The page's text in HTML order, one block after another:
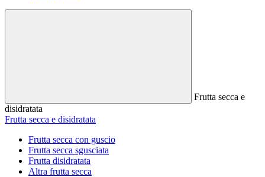
Frutta secca e
disidratata
Frutta secca e disidratata
Frutta secca con guscio
Frutta secca sgusciata
Frutta disidratata
Altra frutta secca